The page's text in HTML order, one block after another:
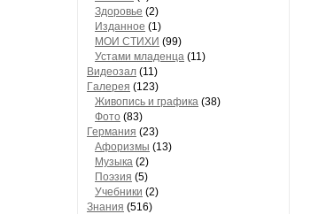
Здоровье (2)
Изданное (1)
МОИ СТИХИ (99)
Устами младенца (11)
Видеозал (11)
Гaлерея (123)
Живопись и грaфикa (38)
Фото (83)
Гермaния (23)
Aфоризмы (13)
Музыкa (2)
Поэзия (5)
Учебники (2)
Знания (516)